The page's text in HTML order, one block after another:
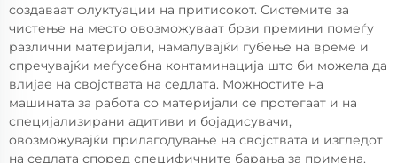
создаваат флуктуации на притисокот. Системите за
чистење на место овозможуваат брзи премини помеѓу
различни материјали, намалувајќи губење на време и
спречувајќи меѓусебна контаминација што би можела да
влијае на својствата на седлата. Можностите на
машината за работа со материјали се протегаат и на
специјализирани адитиви и бојадисувачи,
овозможувајќи прилагодување на својствата и изгледот
на седлата според специфичните барања за примена.